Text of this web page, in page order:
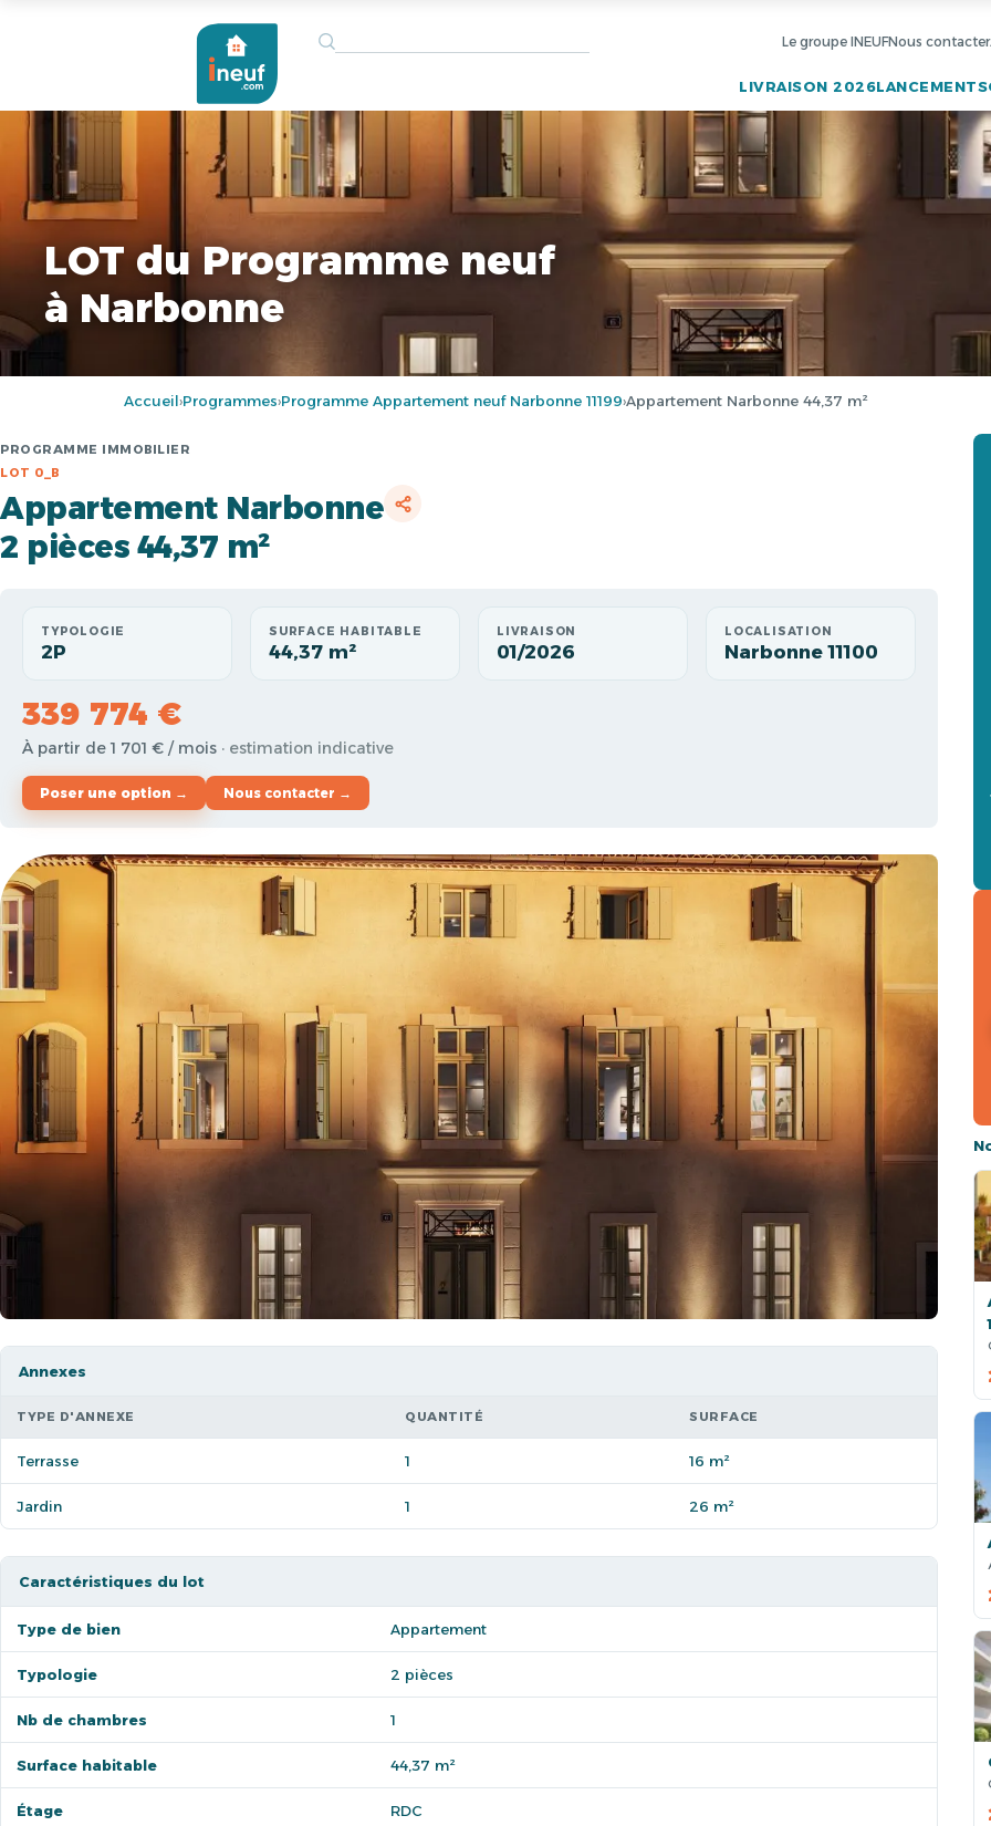
Le groupe INEUFNous contacter
LIVRAISON 2026LANCEMENTS
LOT du Programme neuf
à Narbonne
Accueil›Programmes›Programme Appartement neuf Narbonne 11199›Appartement Narbonne 44,37 m²
PROGRAMME IMMOBILIER
LOT 0_B
Appartement Narbonne
2 pièces 44,37 m²
TYPOLOGIE
2P
SURFACE HABITABLE
44,37 m²
LIVRAISON
01/2026
LOCALISATION
Narbonne 11100
339 774 €
À partir de 1 701 € / mois · estimation indicative
Poser une option → Nous contacter →
Annexes
TYPE D'ANNEXE QUANTITÉ SURFACE
Terrasse 1 16 m²
Jardin 1 26 m²
Caractéristiques du lot
Type de bien Appartement
Typologie 2 pièces
Nb de chambres 1
Surface habitable 44,37 m²
Étage RDC